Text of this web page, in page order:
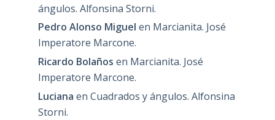
ángulos. Alfonsina Storni.
Pedro Alonso Miguel en Marcianita. José
Imperatore Marcone.
Ricardo Bolaños en Marcianita. José
Imperatore Marcone.
Luciana en Cuadrados y ángulos. Alfonsina
Storni.